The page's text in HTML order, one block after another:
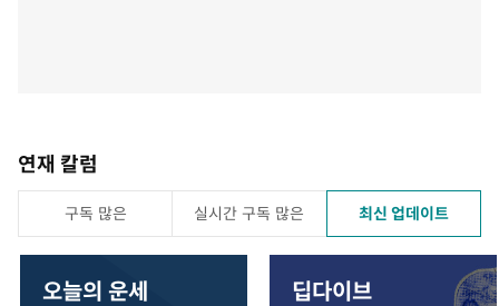
연재 칼럼
구독 많은 실시간 구독 많은 최신 업데이트
오늘의 운세 딥다이브